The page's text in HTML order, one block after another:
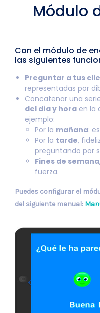
Módulo
Con el módulo de
las siguientes
Preguntar a tus
representadas por
Concatenar una
del día y hora en la
ejemplo:
Por la mañana:
Por la tarde,
preguntando por
Fines de semana
fuerza.
Puedes configurar el
del siguiente manual: